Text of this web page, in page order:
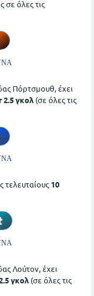
σε όλες τις
Πόρτσμουθ, έχει
2.5 γκολ (σε όλες τις
τελευταίους 10
Λούτον, έχει
γκολ (σε όλες τις